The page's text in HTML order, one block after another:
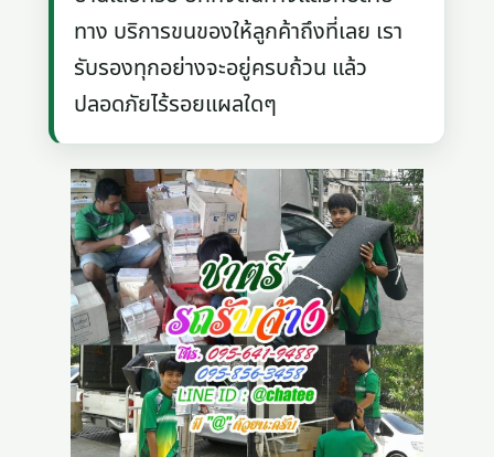
ทาง บริการขนของให้ลูกค้าถึงที่เลย เรา
รับรองทุกอย่างจะอยู่ครบถ้วน แล้ว
ปลอดภัยไร้รอยแผลใดๆ